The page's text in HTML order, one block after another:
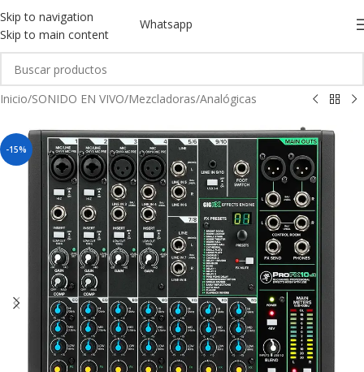
Skip to navigation
Skip to main content
Whatsapp
Inicio/SONIDO EN VIVO/Mezcladoras/Analógicas
-15%